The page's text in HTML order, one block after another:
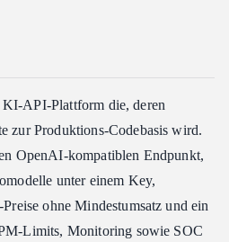
KI-API-Plattform die, deren
zur Produktions-Codebasis wird.
OpenAI-kompatiblen Endpunkt,
unter einem Key,
ohne Mindestumsatz und ein
Limits, Monitoring sowie SOC